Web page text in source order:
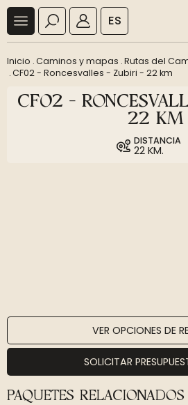
ES
Inicio .Caminos y mapas .Rutas del
.CF02 - Roncesvalles - Zubiri - 22 km
CF02 -
22 KM
DISTANCIA
22 KM.
VER OPCIONES DE
SOLICITAR
PAQUETES RELACIONADOS